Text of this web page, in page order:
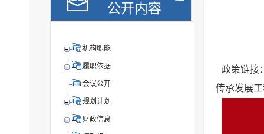
公开内容
机构职能
履职依据
会议公开
规划计划
财政信息
政策链接
传承发展